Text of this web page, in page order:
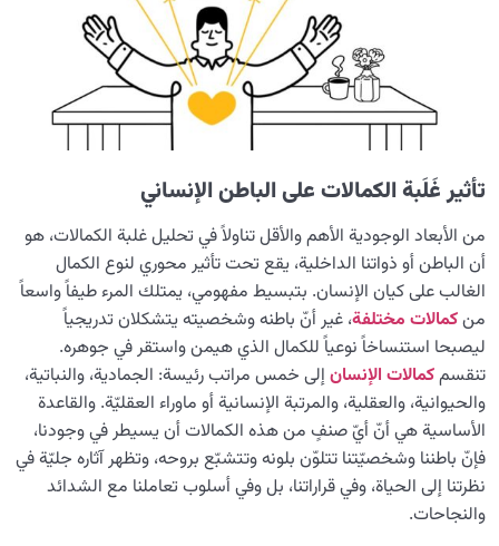
تأثير غَلَبة الكمالات على الباطن الإنساني
من الأبعاد الوجودية الأهم والأقل تناولاً في تحليل غلبة الكمالات، هو
أن الباطن أو ذواتنا الداخلية، يقع تحت تأثير محوري لنوع الكمال
الغالب على كيان الإنسان. بتبسيط مفهومي، يمتلك المرء طيفاً واسعاً
منكمالات مختلفة، غير أنّ باطنه وشخصيته يتشكلان تدريجياً
ليصبحا استنساخاً نوعياً للكمال الذي هيمن واستقر في جوهره.
تنقسمكمالات الإنسانإلى خمس مراتب رئيسة: الجمادية، والنباتية،
والحيوانية، والعقلية، والمرتبة الإنسانية أو ماوراء العقليّة. والقاعدة
الأساسية هي أنّ أيّ صنفٍ من هذه الكمالات أن يسيطر في وجودنا،
فإنّ باطننا وشخصيّتنا تتلوّن بلونه وتتشبّع بروحه، وتظهر آثاره جليّة في
نظرتنا إلى الحياة، وفي قراراتنا، بل وفي أسلوب تعاملنا مع الشدائد
والنجاحات.